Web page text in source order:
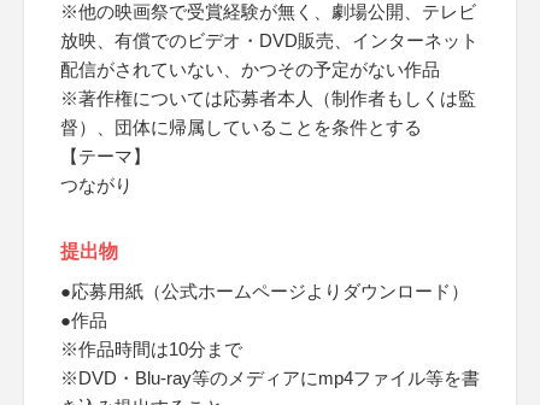
※他の映画祭で受賞経験が無く、劇場公開、テレビ
放映、有償でのビデオ・DVD販売、インターネット
配信がされていない、かつその予定がない作品
※著作権については応募者本人（制作者もしくは監
督）、団体に帰属していることを条件とする
【テーマ】
つながり
提出物
●応募用紙（公式ホームページよりダウンロード）
●作品
※作品時間は10分まで
※DVD・Blu-ray等のメディアにmp4ファイル等を書